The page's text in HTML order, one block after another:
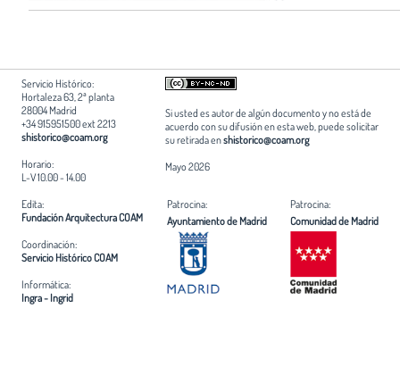
Servicio Histórico:
Hortaleza 63, 2ª planta
28004 Madrid
+34 915951500 ext 2213
shistorico@coam.org
Horario:
L-V 10.00 - 14.00
Si usted es autor de algún documento y no está de
acuerdo con su difusión en esta web, puede solicitar
su retirada enshistorico@coam.org
Mayo 2026
Edita:
Fundación Arquitectura COAM
Coordinación:
Servicio Histórico COAM
Informática:
Ingra - Ingrid
Patrocina:
Ayuntamiento de Madrid
Patrocina:
Comunidad de Madrid